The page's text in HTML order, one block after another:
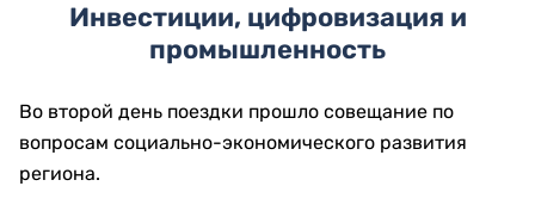
Инвестиции, цифровизация и
промышленность
Во второй день поездки прошло совещание по
вопросам социально-экономического развития
региона.